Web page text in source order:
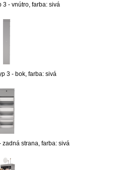
3 - vnútro, farba: sivá
3 - bok, farba: sivá
zadná strana, farba: sivá